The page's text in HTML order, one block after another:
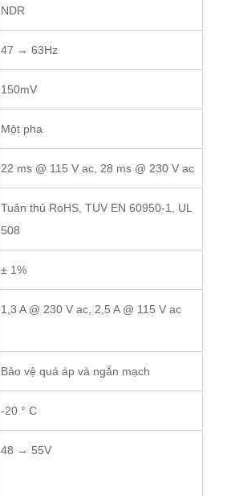
NDR
47 → 63Hz
150mV
Một pha
22 ms @ 115 V ac, 28 ms @ 230 V ac
Tuân thủ RoHS, TUV EN 60950-1, UL
508
± 1%
1,3 A @ 230 V ac, 2,5 A @ 115 V ac
Bảo vệ quá áp và ngắn mạch
-20 ° C
48 → 55V